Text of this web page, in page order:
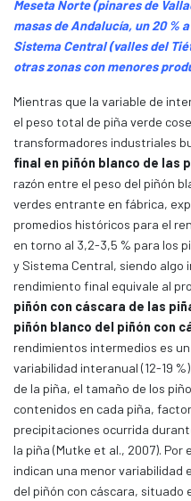
Meseta Norte (pinares de
masas de Andalucía, un 20 %
Sistema Central (valles del
otras zonas con menores
Mientras que la variable de
el peso total de piña verde
transformadores industriales
final en piñón blanco de las
razón entre el peso del piñón
verdes entrante en fábrica,
promedios históricos para el
en torno al 3,2-3,5 % para los
y Sistema Central, siendo algo
rendimiento final equivale al
piñón con cáscara de las
piñón blanco del piñón con
rendimientos intermedios es
variabilidad interanual (12-19
de la piña, el tamaño de los
contenidos en cada piña,
precipitaciones ocurrida
la piña (Mutke et al., 2007).
indican una menor variabilidad
del piñón con cáscara, situado